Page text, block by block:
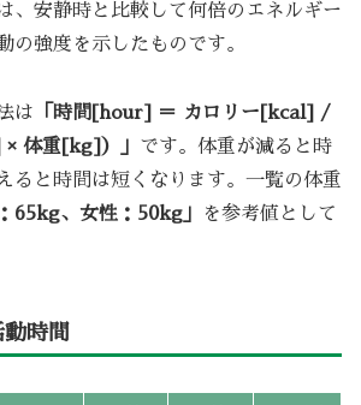
、安静時と比較して何倍のエネルギー
の強度を示したものです。
は 「時間[hour] ＝ カロリー[kcal] /
体重[kg]）」 です。体重が減ると時
ると時間は短くなります。一覧の体重
65kg、女性：50kg」
を参考値として
時間